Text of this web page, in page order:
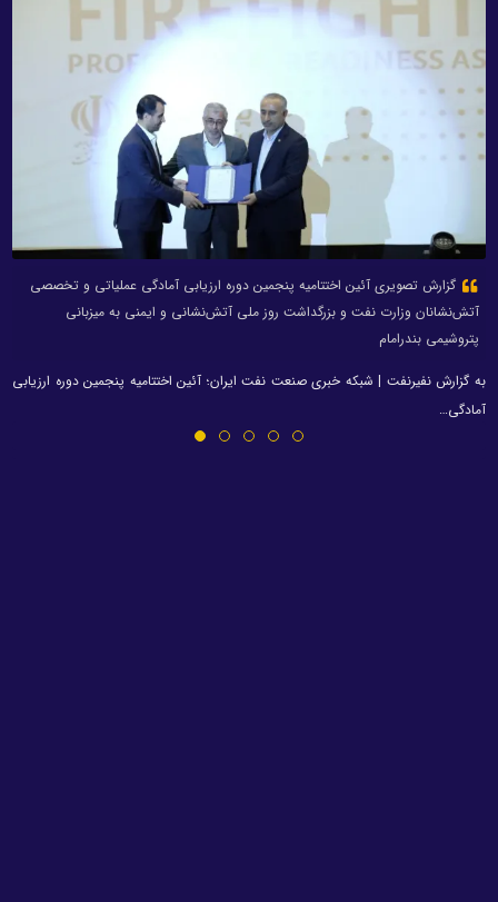
گزارش تصویری آئین اختتامیه پنجمین دوره ارزیابی آمادگی عملیاتی و تخصصی
آتش‌نشانان وزارت نفت و بزرگداشت روز ملی آتش‌نشانی و ایمنی به میزبانی
پتروشیمی بندرامام
به گزارش نفیرنفت | شبکه خبری صنعت نفت ایران؛ آئین اختتامیه پنجمین دوره ارزیابی
آمادگی…